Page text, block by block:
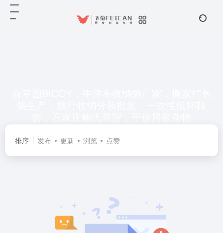
排序 发布 更新 浏览 点赞